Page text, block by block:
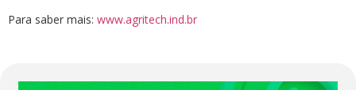
Para saber mais: www.agritech.ind.br